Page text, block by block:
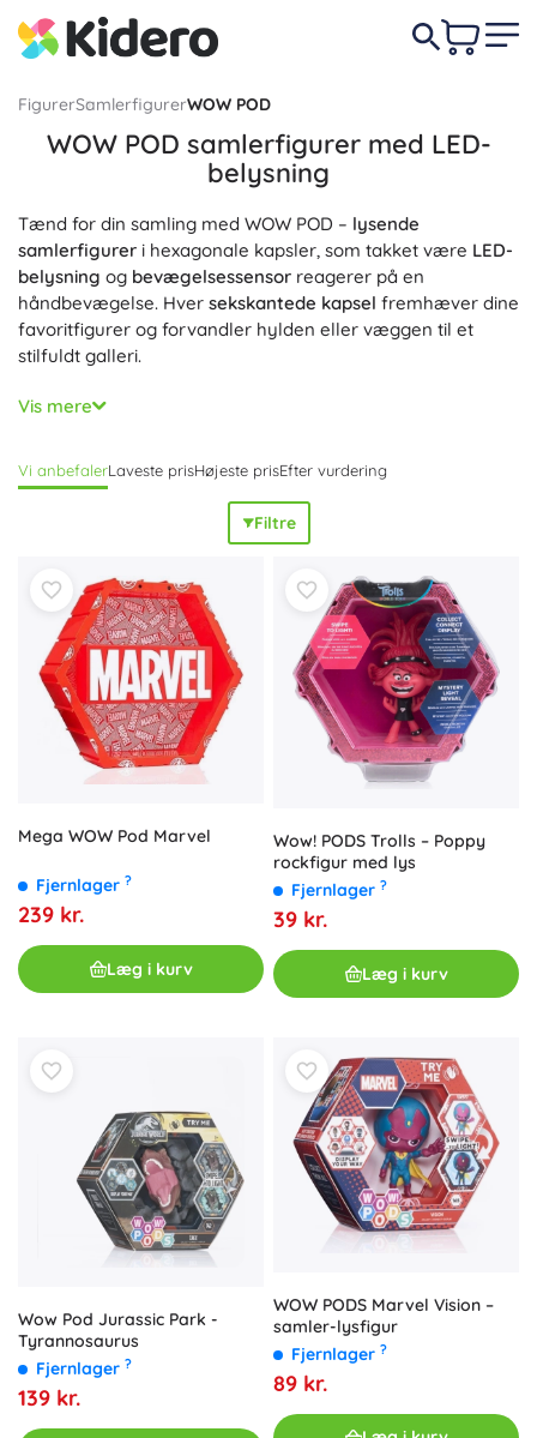
FigurerSamlerfigurerWOW POD
WOW POD samlerfigurer med LED-
belysning
Tænd for din samling med WOW POD – lysende
samlerfigurer i hexagonale kapsler, som takket være LED-
belysning og bevægelsessensor reagerer på en
håndbevægelse. Hver sekskantede kapsel fremhæver dine
favoritfigurer og forvandler hylden eller væggen til et
stilfuldt galleri.
Det modulære WOW POD-system
og forbinde
er det nemt atplacere på bord, hylde eller montere på
, så du kan skabe din egenlysudstilling
samlerkollektion uden begrænsninger. I WOW PODS-
officielt licenserede
somMarvel, Disney og Harry Potter . Hversamlerfigur til
vitrinengiver enøjeblikkelig lyseffekt, der fremhæver din
samling, glæder både børn og voksne fans og bliver en
original gavesamt stilfuld værelsesdekoration.
Vis mere
Vi anbefalerLaveste prisHøjeste prisEfter vurdering
Filtre
Mega WOW Pod Marvel
Fjernlager ?
239 kr.
Læg i kurv
Wow! PODS Trolls – Poppy
rockfigur med lys
Fjernlager ?
39 kr.
Læg i kurv
Wow Pod Jurassic Park -
Tyrannosaurus
Fjernlager ?
139 kr.
WOW PODS Marvel Vision –
samler-lysfigur
Fjernlager ?
89 kr.